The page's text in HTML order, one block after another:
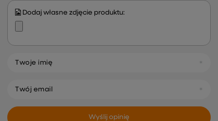
Dodaj własne zdjęcie produktu:
Twoje imię
Twój email
Wyślij opinię